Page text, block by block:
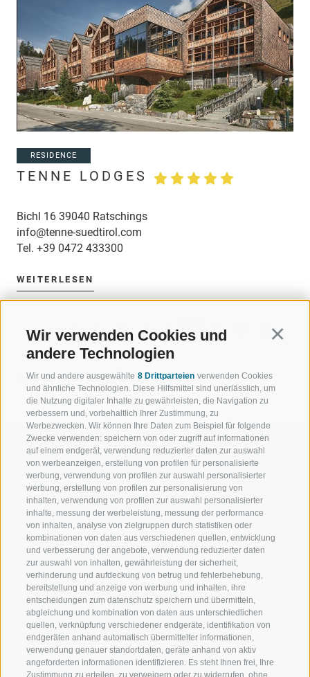
Wir verwenden Cookies und
andere Technologien
Wir und andere ausgewählte 8 Drittparteien verwenden Cookies
und ähnliche Technologien. Diese Hilfsmittel sind unerlässlich, um
die Nutzung digitaler Inhalte zu gewährleisten, die Navigation zu
verbessern und, vorbehaltlich Ihrer Zustimmung, zu
Werbezwecken. Wir können Ihre Daten zum Beispiel für folgende
Zwecke verwenden: speichern von oder zugriff auf informationen
auf einem endgerät, verwendung reduzierter daten zur auswahl
von werbeanzeigen, erstellung von profilen für personalisierte
werbung, verwendung von profilen zur auswahl personalisierter
werbung, erstellung von profilen zur personalisierung von
inhalten, verwendung von profilen zur auswahl personalisierter
inhalte, messung der werbeleistung, messung der performance
von inhalten, analyse von zielgruppen durch statistiken oder
kombinationen von daten aus verschiedenen quellen, entwicklung
und verbesserung der angebote, verwendung reduzierter daten
zur auswahl von inhalten, gewährleistung der sicherheit,
verhinderung und aufdeckung von betrug und fehlerbehebung,
bereitstellung und anzeige von werbung und inhalten, ihre
entscheidungen zum datenschutz speichern und übermitteln,
abgleichung und kombination von daten aus unterschiedlichen
quellen, verknüpfung verschiedener endgeräte, identifikation von
endgeräten anhand automatisch übermittelter informationen,
verwendung genauer standortdaten, geräte anhand von aktiv
angeforderten informationen identifizieren. Es steht Ihnen frei, Ihre
Zustimmung zu erteilen, zu verweigern oder zu widerrufen, ohne
RESIDENCE
TENNE LODGES
Bichl 16 39040 Ratschings
info@tenne-suedtirol.com
Tel. +39 0472 433300
WEITERLESEN
« ‹ 5 6 7 8 9 10 11
14
› »
108 Einträge auf 14 Seiten, Angezeigte Einträge 73-80
WILLKOMMEN IN DER
FERIENREGION RATSCHINGS
JAUFENTAL
RATSCHINGS
RIDNAUNTAL
BERGBAHNEN
SKISCHULE RATSCHINGS
SPORT UND
MENGE
SKIFAHREN
WANDERN
HOCHALPINE
BIKEN
LANGLAUFEN